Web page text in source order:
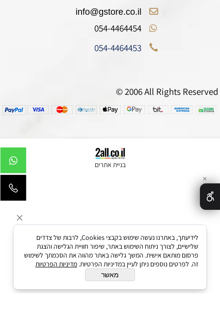
info@gstore.co.il
054-4464454
054-4464453
© 2006 All Rights Reserved
בניית אתרים
✕
לידיעתך, באתרנו נעשה שימוש בקבצי Cookies, לרבות של צדדים
שלישיים, לצורך ניתוח השימוש באתר, שיפור חוויית הגלישה והצגת
פרסום מותאם אישית. המשך גלישה באתר מהווה את הסכמתך לשימוש
זה. לפרטים נוספים ניתן לעיין במדיניות הפרטיות. מדיניות הפרטיות
מאשר